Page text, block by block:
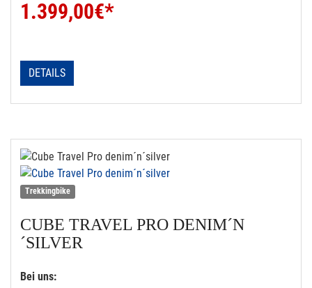
1.399,00€*
DETAILS
Trekkingbike
CUBE TRAVEL PRO DENIM´N
´SILVER
Bei uns: